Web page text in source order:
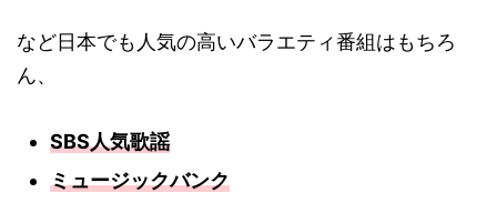
など日本でも人気の高いバラエティ番組はもちろ
ん、
SBS人気歌謡
ミュージックバンク